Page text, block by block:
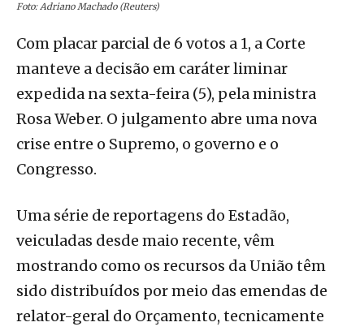
Foto: Adriano Machado (Reuters)
Com placar parcial de 6 votos a 1, a Corte
manteve a decisão em caráter liminar
expedida na sexta-feira (5), pela ministra
Rosa Weber. O julgamento abre uma nova
crise entre o Supremo, o governo e o
Congresso.
Uma série de reportagens do Estadão,
veiculadas desde maio recente, vêm
mostrando como os recursos da União têm
sido distribuídos por meio das emendas de
relator-geral do Orçamento, tecnicamente